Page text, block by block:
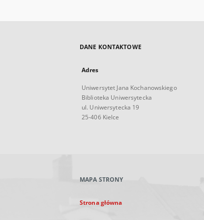
DANE KONTAKTOWE
Adres
Uniwersytet Jana Kochanowskiego
Biblioteka Uniwersytecka
ul. Uniwersytecka 19
25-406 Kielce
MAPA STRONY
Strona główna